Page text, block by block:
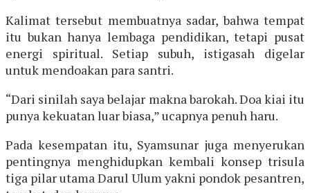
Kalimat tersebut membuatnya sadar, bahwa tempat
itu bukan hanya lembaga pendidikan, tetapi pusat
energi spiritual. Setiap subuh, istigasah digelar
untuk mendoakan para santri.
“Dari sinilah saya belajar makna barokah. Doa kiai itu
punya kekuatan luar biasa,” ucapnya penuh haru.
Pada kesempatan itu, Syamsunar juga menyerukan
pentingnya menghidupkan kembali konsep trisula
tiga pilar utama Darul Ulum yakni pondok pesantren,